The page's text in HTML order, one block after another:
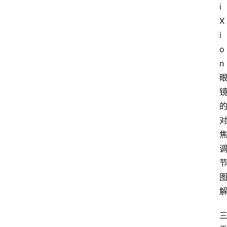
i
X
i
o
n
眼
镜
的
对
焦
调
节
图
解
三